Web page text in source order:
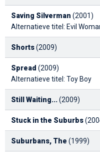
Saving Silverman (2001)
Alternatieve titel: Evil
Shorts(2009)
Spread (2009)
Alternatieve titel: Toy Boy
Still Waiting...(2009)
Stuck in the Suburbs
Suburbans, The (1999)